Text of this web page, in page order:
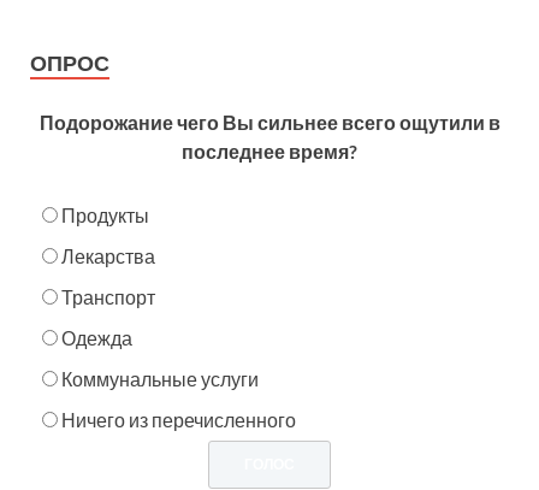
ОПРОС
Подорожание чего Вы сильнее всего ощутили в
последнее время?
Продукты
Лекарства
Транспорт
Одежда
Коммунальные услуги
Ничего из перечисленного